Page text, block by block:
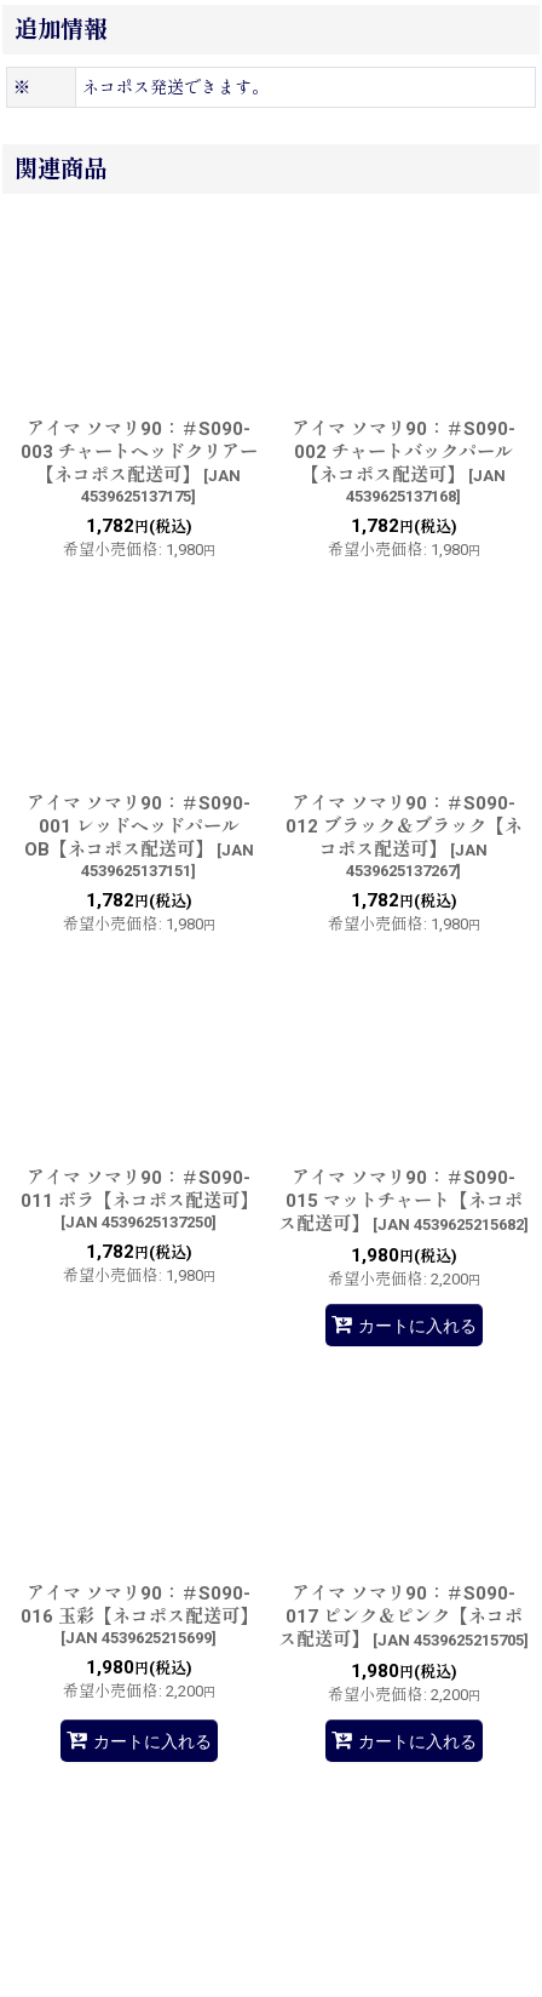
追加情報
※ ネコポス発送できます。
関連商品
アイマ ソマリ90：＃S090-
003 チャートヘッドクリアー
【ネコポス配送可】
[JAN
4539625137175]
1,782 円(税込)
希望小売価格: 1,980円
アイマ ソマリ90：＃S090-
002 チャートバックパール
【ネコポス配送可】
[JAN
4539625137168]
1,782 円(税込)
希望小売価格: 1,980円
アイマ ソマリ90：＃S090-
001 レッドヘッドパール
OB【ネコポス配送可】
[JAN
4539625137151]
1,782 円(税込)
希望小売価格: 1,980円
アイマ ソマリ90：＃S090-
012 ブラック＆ブラック【ネ
コポス配送可】
[JAN
4539625137267]
1,782 円(税込)
希望小売価格: 1,980円
アイマ ソマリ90：＃S090-
011 ボラ【ネコポス配送可】
[JAN 4539625137250]
1,782 円(税込)
希望小売価格: 1,980円
アイマ ソマリ90：＃S090-
015 マットチャート【ネコポ
ス配送可】
[JAN 4539625215682]
1,980円(税込)
希望小売価格: 2,200円
カートに入れる
アイマ ソマリ90：＃S090-
016 玉彩【ネコポス配送可】
[JAN 4539625215699]
1,980円(税込)
希望小売価格: 2,200円
カートに入れる
アイマ ソマリ90：＃S090-
017 ピンク＆ピンク【ネコポ
ス配送可】
[JAN 4539625215705]
1,980円(税込)
希望小売価格: 2,200円
カートに入れる